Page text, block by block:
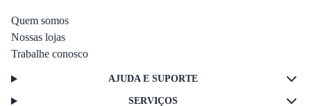
Quem somos
Nossas lojas
Trabalhe conosco
AJUDA E SUPORTE
SERVIÇOS